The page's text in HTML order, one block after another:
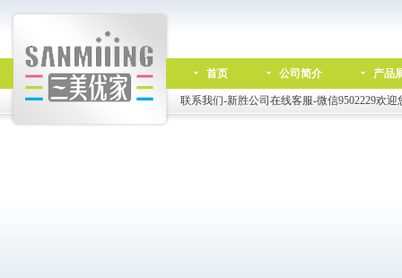
首页 公司简介 产品
联系我们-新胜公司在线客服-微信9502229欢迎